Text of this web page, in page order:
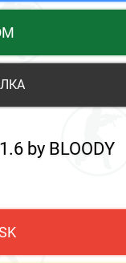
by BLOODY